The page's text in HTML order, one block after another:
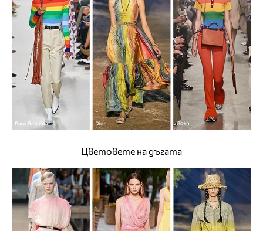
Цветовете на дъгата